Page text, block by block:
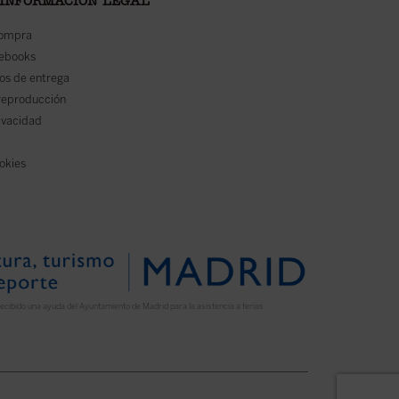
LEGAL
de entrega
una ayuda del Ayuntamiento de Madrid para la asistencia a ferias